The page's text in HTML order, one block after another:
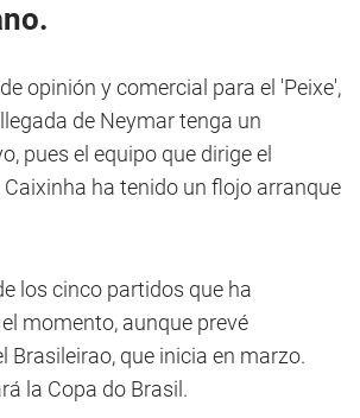
opinión y comercial para el 'Peixe',
de Neymar tenga un
pues el equipo que dirige el
ha tenido un flojo arranque
los cinco partidos que ha
momento, aunque prevé
Brasileirao, que inicia en marzo.
la Copa do Brasil.